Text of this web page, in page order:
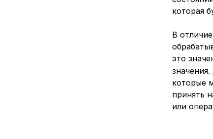
которая
В
это
которые
принять
или